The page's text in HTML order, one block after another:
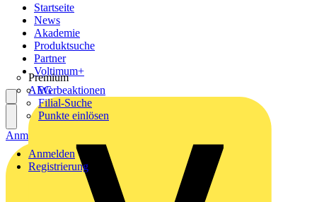
Startseite
News
Akademie
Produktsuche
Partner
Premium
AEG
Voltimum+
Werbeaktionen
Filial-Suche
Punkte einlösen
Anmelden
Registrierung
Anmelden